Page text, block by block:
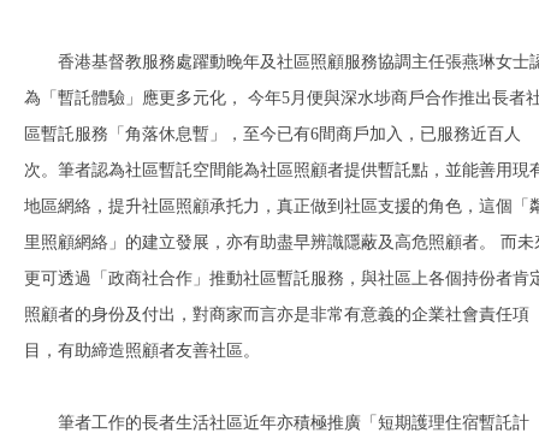
香港基督教服務處躍動晚年及社區照顧服務協調主任張燕琳女士
為「暫託體驗」應更多元化， 今年5月便與深水埗商戶合作推出長者
區暫託服務「角落休息暫」，至今已有6間商戶加入，已服務近百人
次。筆者認為社區暫託空間能為社區照顧者提供暫託點，並能善用現
地區網絡，提升社區照顧承托力，真正做到社區支援的角色，這個「
里照顧網絡」的建立發展，亦有助盡早辨識隱蔽及高危照顧者。 而未
更可透過「政商社合作」推動社區暫託服務，與社區上各個持份者肯
照顧者的身份及付出，對商家而言亦是非常有意義的企業社會責任項
目，有助締造照顧者友善社區。
筆者工作的長者生活社區近年亦積極推廣「短期護理住宿暫託計